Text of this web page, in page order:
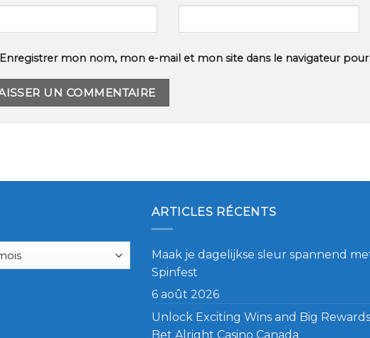
Enregistrer mon nom, mon e-mail et mon site dans le navigateur
ARTICLES RÉCENTS
Maak je dagelijkse sleur spannend
Spinfest
6 août 2026
Unlock Exciting Wins and Big
Bet Alright Casino Canada